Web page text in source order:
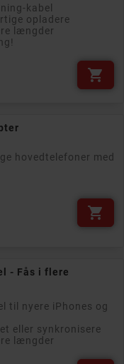
kabel
opladere
længder

hovedtelefoner med

- Fås i flere
til nyere iPhones og
eller synkronisere
længder